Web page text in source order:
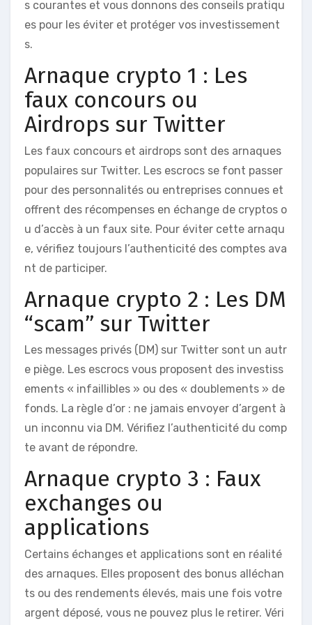
s courantes et vous donnons des conseils pratiqu
es pour les éviter et protéger vos investissement
s.
Arnaque crypto 1 : Les
faux concours ou
Airdrops sur Twitter
Les faux concours et airdrops sont des arnaques
populaires sur Twitter. Les escrocs se font passer
pour des personnalités ou entreprises connues et
offrent des récompenses en échange de cryptos o
u d’accès à un faux site. Pour éviter cette arnaqu
e, vérifiez toujours l’authenticité des comptes ava
nt de participer.
Arnaque crypto 2 : Les DM
“scam” sur Twitter
Les messages privés (DM) sur Twitter sont un autr
e piège. Les escrocs vous proposent des investiss
ements « infaillibles » ou des « doublements » de
fonds. La règle d’or : ne jamais envoyer d’argent à
un inconnu via DM. Vérifiez l’authenticité du comp
te avant de répondre.
Arnaque crypto 3 : Faux
exchanges ou
applications
Certains échanges et applications sont en réalité
des arnaques. Elles proposent des bonus alléchan
ts ou des rendements élevés, mais une fois votre
argent déposé, vous ne pouvez plus le retirer. Véri